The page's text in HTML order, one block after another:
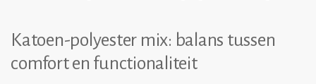
Katoen-polyester mix: balans tussen
comfort en functionaliteit